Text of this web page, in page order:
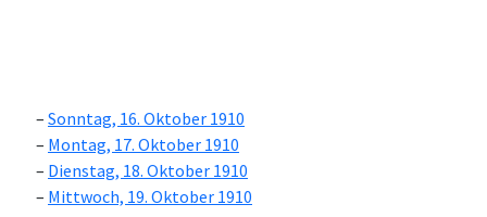
Sonntag, 16. Oktober 1910
Montag, 17. Oktober 1910
Dienstag, 18. Oktober 1910
Mittwoch, 19. Oktober 1910